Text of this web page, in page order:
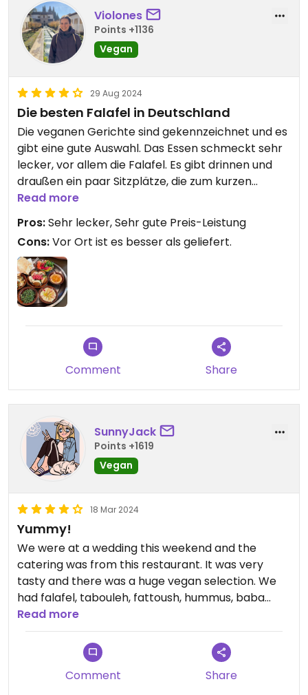
Violones
Points +1136
Vegan
29 Aug 2024
Die besten Falafel in Deutschland
Die veganen Gerichte sind gekennzeichnet und es
gibt eine gute Auswahl. Das Essen schmeckt sehr
lecker, vor allem die Falafel. Es gibt drinnen und
draußen ein paar Sitzplätze, die zum kurzen
Verweilen geeignet sind. Die Mitarbeiter sind sehr
Updated from previous review on 2024-08-29
Read more
Pros:Sehr lecker, Sehr gute Preis-Leistung
Cons:Vor Ort ist es besser als geliefert.
Comment Share
SunnyJack
Points +1619
Vegan
18 Mar 2024
Yummy!
We were at a wedding this weekend and the
catering was from this restaurant. It was very
tasty and there was a huge vegan selection. We
had falafel, tabouleh, fattoush, hummus, baba
ganoush and vegetable stew, among other things.
Read more
Comment Share